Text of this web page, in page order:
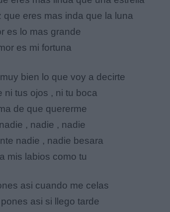
que eres mas inda que la luna
es lo mas grande
es mi fortuna
bien lo que voy a decirte
ni tus ojos , ni tu boca
de que quererme
, nadie , nadie
nadie , nadie besara
mis labios como tu
asi cuando me celas
asi si llego tarde